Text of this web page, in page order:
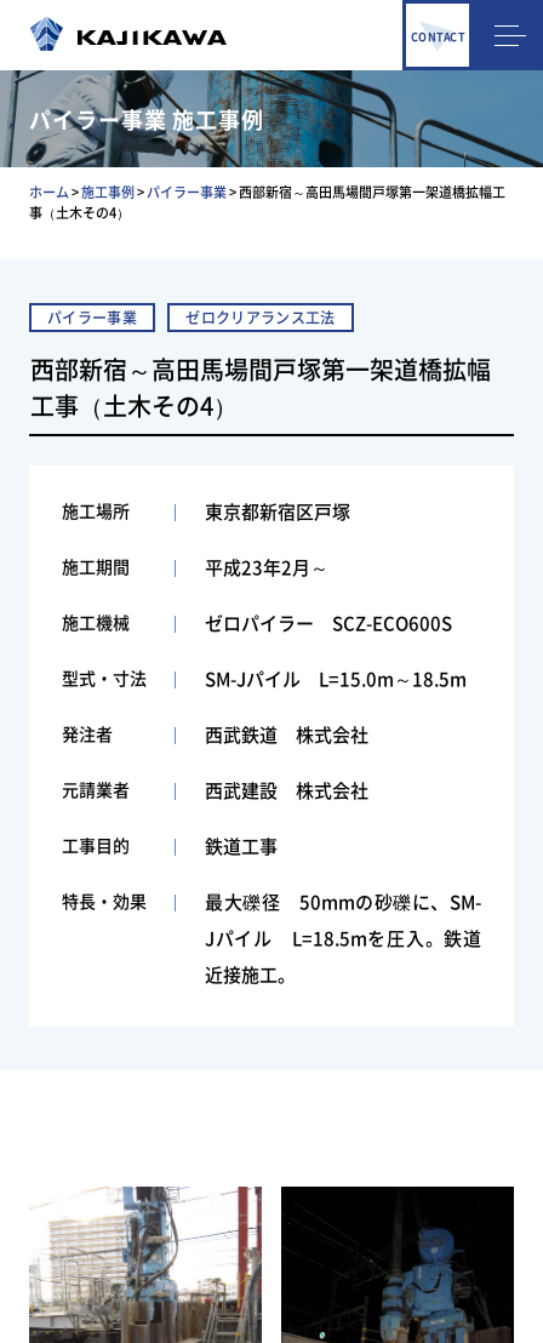
CONTACT
パイラー事業 施工事例
ホーム>施工事例>パイラー事業>西部新宿～高田馬場間戸塚第一架道橋拡幅工
事（土木その4）
パイラー事業 ゼロクリアランス工法
西部新宿～高田馬場間戸塚第一架道橋拡幅
工事（土木その4）
施工場所 東京都新宿区戸塚
施工期間 平成23年2月～
施工機械 ゼロパイラー SCZ-ECO600S
型式・寸法 SM-Jパイル L=15.0m～18.5m
発注者 西武鉄道 株式会社
元請業者 西武建設 株式会社
工事目的 鉄道工事
特長・効果
最大礫径 50mmの砂礫に、SM-
Jパイル L=18.5mを圧入。鉄道
近接施工。